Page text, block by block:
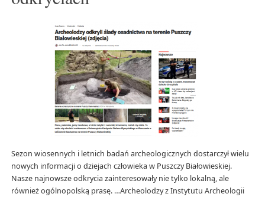
Sezon wiosennych i letnich badań archeologicznych dostarczył wielu
nowych informacji o dziejach człowieka w Puszczy Białowieskiej.
Nasze najnowsze odkrycia zainteresowały nie tylko lokalną, ale
również ogólnopolską prasę. …Archeolodzy z Instytutu Archeologii